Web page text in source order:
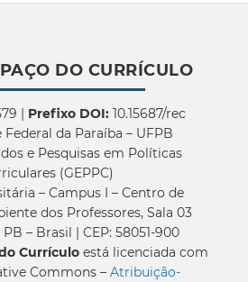
DO CURRÍCULO
| Prefixo DOI:10.15687/rec
da Paraíba – UFPB
e Pesquisas em Políticas
(GEPPC)
– Campus I – Centro de
dos Professores, Sala 03
– Brasil | CEP: 58051-900
Currículo está licenciada com
Commons – Atribuição-